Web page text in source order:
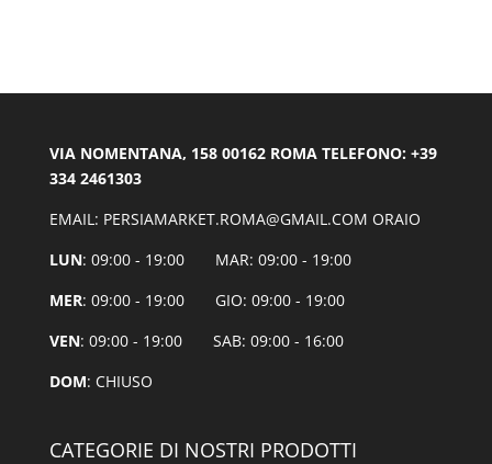
VIA NOMENTANA, 158 00162 ROMA TELEFONO: +39
334 2461303
EMAIL: PERSIAMARKET.ROMA@GMAIL.COM ORAIO
LUN: 09:00 - 19:00 MAR: 09:00 - 19:00
MER: 09:00 - 19:00 GIO: 09:00 - 19:00
VEN: 09:00 - 19:00 SAB: 09:00 - 16:00
DOM: CHIUSO
CATEGORIE DI NOSTRI PRODOTTI